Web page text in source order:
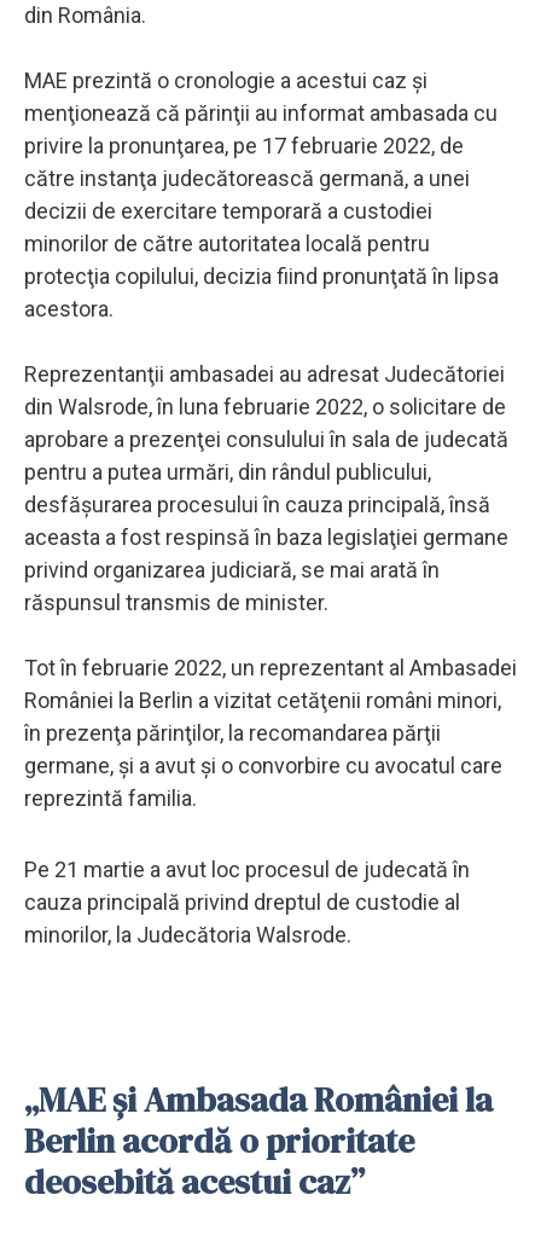
din România.
MAE prezintă o cronologie a acestui caz şi
menţionează că părinţii au informat ambasada cu
privire la pronunţarea, pe 17 februarie 2022, de
către instanţa judecătorească germană, a unei
decizii de exercitare temporară a custodiei
minorilor de către autoritatea locală pentru
protecţia copilului, decizia fiind pronunţată în lipsa
acestora.
Reprezentanţii ambasadei au adresat Judecătoriei
din Walsrode, în luna februarie 2022, o solicitare de
aprobare a prezenţei consulului în sala de judecată
pentru a putea urmări, din rândul publicului,
desfăşurarea procesului în cauza principală, însă
aceasta a fost respinsă în baza legislaţiei germane
privind organizarea judiciară, se mai arată în
răspunsul transmis de minister.
Tot în februarie 2022, un reprezentant al Ambasadei
României la Berlin a vizitat cetăţenii români minori,
în prezenţa părinţilor, la recomandarea părţii
germane, şi a avut şi o convorbire cu avocatul care
reprezintă familia.
Pe 21 martie a avut loc procesul de judecată în
cauza principală privind dreptul de custodie al
minorilor, la Judecătoria Walsrode.
„MAE şi Ambasada României la
Berlin acordă o prioritate
deosebită acestui caz”